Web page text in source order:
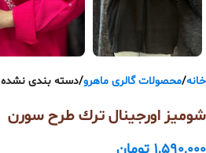
خانه محصولات گالری ماهرو دسته بندی نشده
شوميز اورجينال ترك طرح سورن